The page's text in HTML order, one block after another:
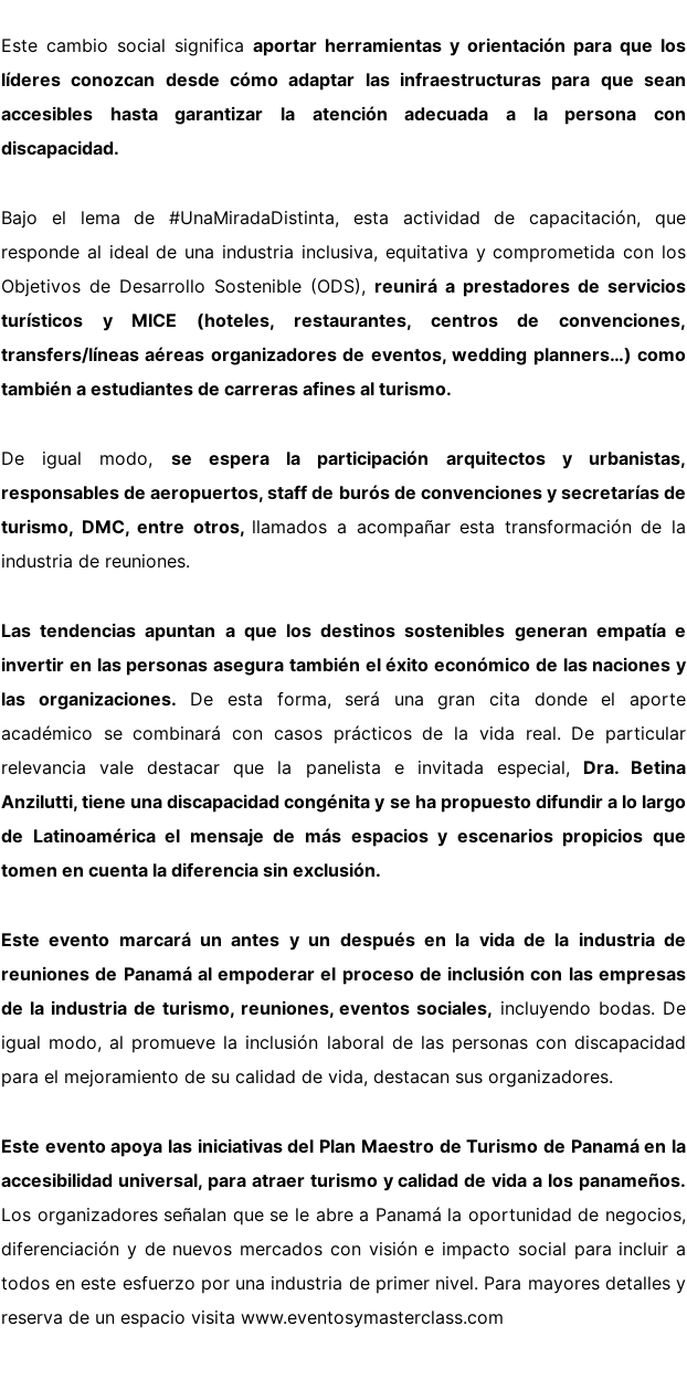
Este cambio social significa aportar herramientas y orientación para que los
líderes conozcan desde cómo adaptar las infraestructuras para que sean
accesibles hasta garantizar la atenciónadecuada a la persona con
discapacidad.
Bajo el lema de #UnaMiradaDistinta, esta actividad de capacitación, que
responde al ideal de una industria inclusiva, equitativa y comprometida con los
Objetivos de Desarrollo Sostenible (ODS), reunirá a prestadores de servicios
turísticos y MICE (hoteles, restaurantes, centros de convenciones,
transfers/líneas aéreas organizadores de eventos, wedding planners…) como
también a estudiantes de carreras afines al turismo.
De igual modo, se espera la participación arquitectos y urbanistas,
responsables deaeropuertos, staff de burós de convenciones y secretarías de
turismo, DMC, entre otros, llamados a acompañar esta transformación de la
industria de reuniones.
Las tendencias apuntan a que los destinos sostenibles generan empatía e
invertir en las personas asegura también el éxito económico de las naciones y
las organizaciones.
De esta forma, será una gran cita donde el aporte
académico se combinará con casos prácticos de la vida real. De particular
relevancia vale destacar que la panelista e invitada especial, Dra. Betina
Anzilutti,tiene una discapacidad congénita y se ha propuesto difundir a lo largo
de Latinoamérica el mensaje de más espacios y escenarios propicios que
tomen en cuenta la diferencia sin exclusión.
Este evento marcará un antes y un después en la vida de la industria de
reuniones de Panamá alempoderar el proceso de inclusión con las empresas
de la industria de turismo, reuniones, eventos sociales, incluyendo bodas. De
igual modo, al promueve la inclusión laboral de las personas con discapacidad
para el mejoramiento de su calidad de vida, destacan sus organizadores.
Este evento apoya las iniciativas del Plan Maestro de Turismo de Panamá en la
accesibilidad universal, para atraer turismo y calidad de vida a los panameños.
Los organizadores señalan que se le abre a Panamá la oportunidad de negocios,
diferenciación y de nuevos mercados con visión e impacto social para incluir a
todos en este esfuerzo por una industria de primer nivel. Para mayores detalles y
reserva de un espacio visita www.eventosymasterclass.com